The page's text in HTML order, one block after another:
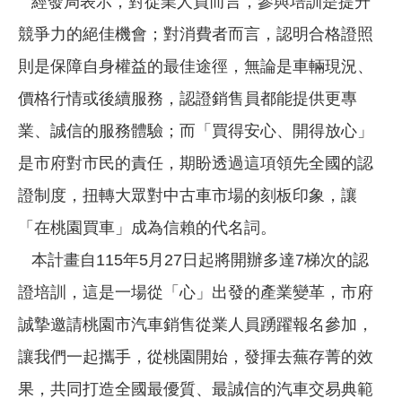
競爭力的絕佳機會；對消費者而言，認明合格證照
則是保障自身權益的最佳途徑，無論是車輛現況、
價格行情或後續服務，認證銷售員都能提供更專
業、誠信的服務體驗；而「買得安心、開得放心」
是市府對市民的責任，期盼透過這項領先全國的認
證制度，扭轉大眾對中古車市場的刻板印象，讓
「在桃園買車」成為信賴的代名詞。
本計畫自115年5月27日起將開辦多達7梯次的認
證培訓，這是一場從「心」出發的產業變革，市府
誠摯邀請桃園市汽車銷售從業人員踴躍報名參加，
讓我們一起攜手，從桃園開始，發揮去蕪存菁的效
果，共同打造全國最優質、最誠信的汽車交易典範